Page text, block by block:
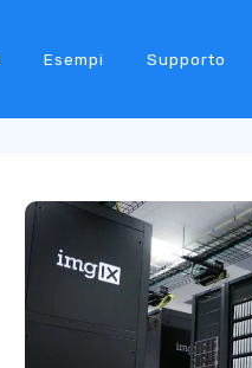
Esempi Supporto